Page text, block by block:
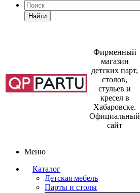
Найти
Фирменный
магазин
детских парт,
столов,
стульев и
кресел в
Хабаровске.
Официальный
сайт
Меню
Каталог
Детская мебель
Парты и столы